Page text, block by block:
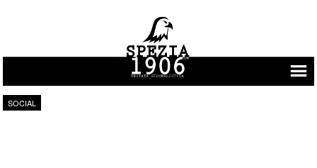
Vai al contenuto
SOCIAL